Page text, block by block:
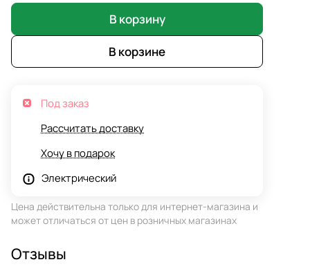
В корзину
В корзине
Под заказ
Рассчитать доставку
Хочу в подарок
Электрический
Цена действительна только для интернет-магазина и
может отличаться от цен в розничных магазинах
Отзывы